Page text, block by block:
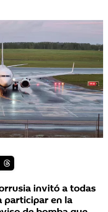
invitó a todas
participar en la